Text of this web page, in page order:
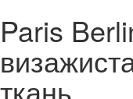
Paris
ткань